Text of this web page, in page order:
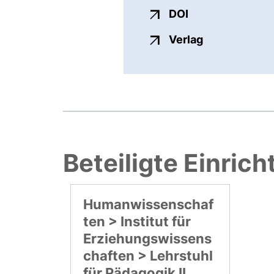
DOI
Verlagexterner
Beteiligte
Humanwissenschaf
ten > Institut für
Erziehungswissens
chaften > Lehrstuhl